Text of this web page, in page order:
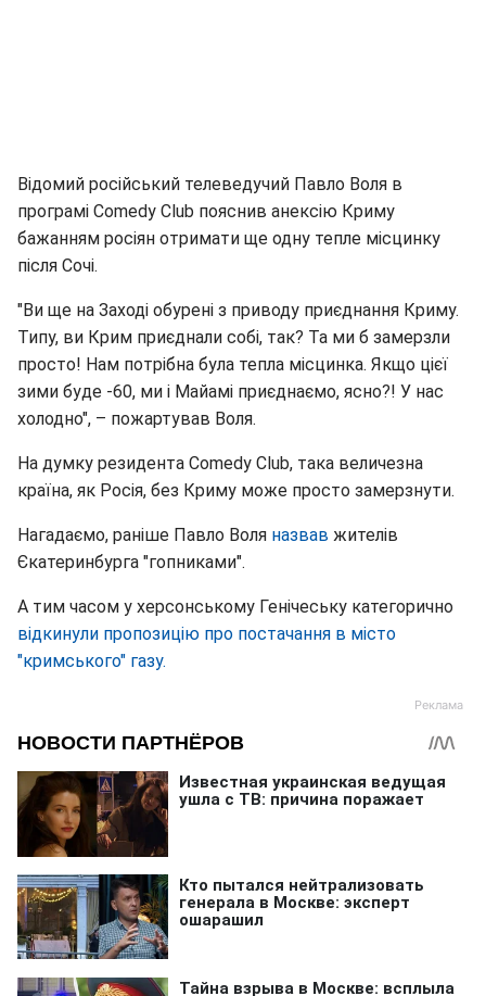
Відомий російський телеведучий Павло Воля в
програмі Comedy Club пояснив анексію Криму
бажанням росіян отримати ще одну тепле місцинку
після Сочі.
"Ви ще на Заході обурені з приводу приєднання Криму.
Типу, ви Крим приєднали собі, так? Та ми б замерзли
просто! Нам потрібна була тепла місцинка. Якщо цієї
зими буде -60, ми і Майамі приєднаємо, ясно?! У нас
холодно", – пожартував Воля.
На думку резидента Comedy Club, така величезна
країна, як Росія, без Криму може просто замерзнути.
Нагадаємо, раніше Павло Воля назвав жителів
Єкатеринбурга "гопниками".
А тим часом у херсонському Генічеську категорично
відкинули пропозицію про постачання в місто
"кримського" газу.